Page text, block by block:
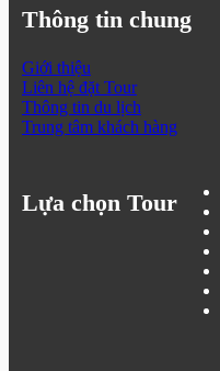
Thông tin chung
Giới thiệu
Liên hệ đặt Tour
Thông tin du lịch
Trung tâm khách hàng
Lựa chọn Tour